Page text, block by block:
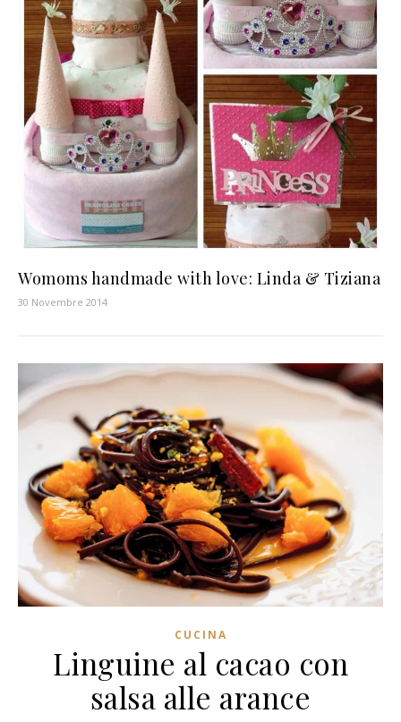
Womoms handmade with love: Linda & Tiziana
30 Novembre 2014
CUCINA
Linguine al cacao con
salsa alle arance